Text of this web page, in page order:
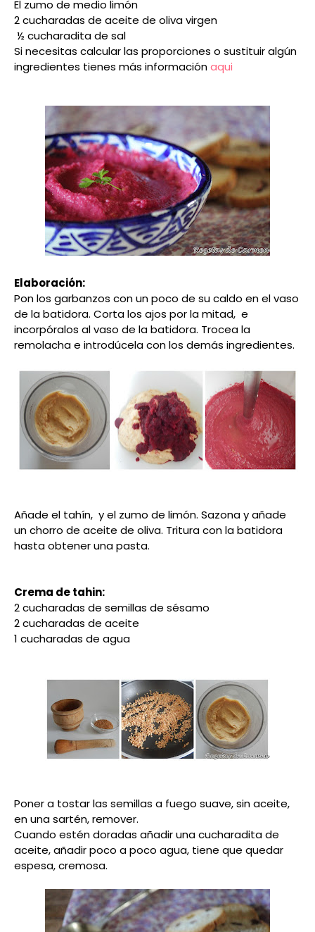
El zumo de medio limón
2 cucharadas de aceite de oliva virgen
½ cucharadita de sal
Si necesitas calcular las proporciones o sustituir algún
ingredientes tienes más informaciónaqui
Elaboración:
Pon los garbanzos con un poco de su caldo en el vaso
de la batidora. Corta los ajos por la mitad, e
incorpóralos al vaso de la batidora. Trocea la
remolacha e introdúcela con los demás ingredientes.
Añade el tahín, y el zumo de limón. Sazona y añade
un chorro de aceite de oliva. Tritura con la batidora
hasta obtener una pasta.
Crema de tahin:
2 cucharadas de semillas de sésamo
2 cucharadas de aceite
1 cucharadas de agua
Poner a tostar las semillas a fuego suave, sin aceite,
en una sartén, remover.
Cuando estén doradas añadir una cucharadita de
aceite, añadir poco a poco agua, tiene que quedar
espesa, cremosa.